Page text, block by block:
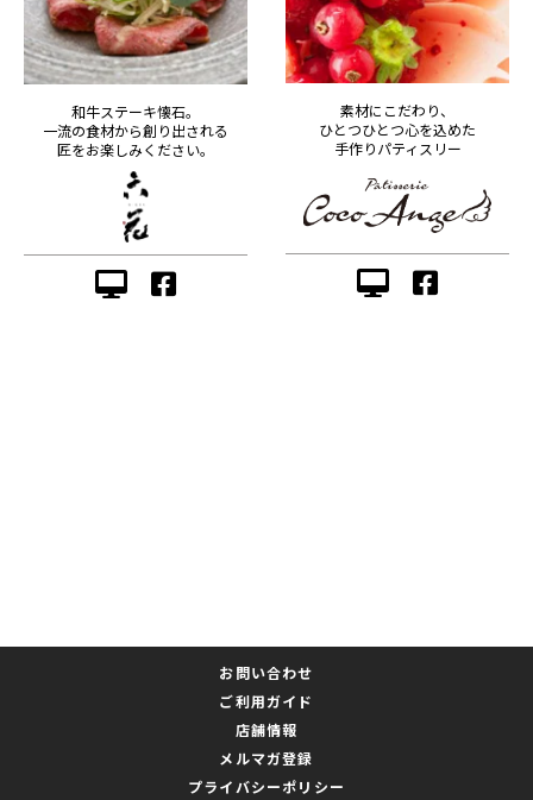
和牛ステーキ懐石。
一流の食材から創り出される
匠をお楽しみください。
素材にこだわり、
ひとつひとつ心を込めた
手作りパティスリー
お問い合わせ
ご利用ガイド
店舗情報
メルマガ登録
プライバシーポリシー